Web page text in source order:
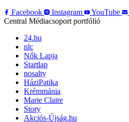
Facebook
Instagram YouTube
Central Médiacsoport portfólió
24.hu
nlc
Nők Lapja
Startlap
nosalty
HáziPatika
Krémmánia
Marie Claire
Story
Akciós-Újság.hu